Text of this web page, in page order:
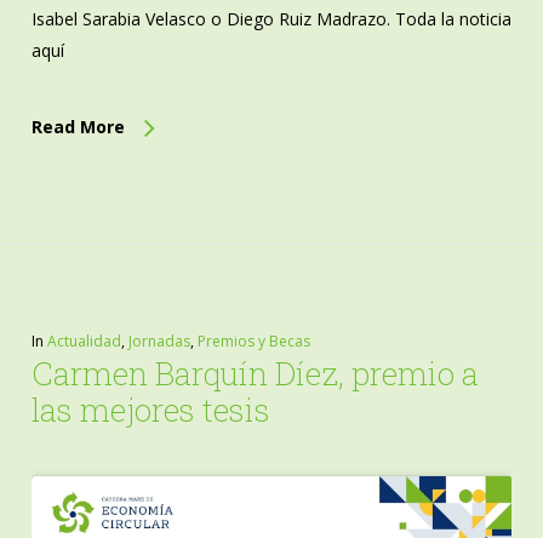
Isabel Sarabia Velasco o Diego Ruiz Madrazo. Toda la noticia
aquí
Read More
In Actualidad, Jornadas, Premios y Becas
Carmen Barquín Díez, premio a
las mejores tesis